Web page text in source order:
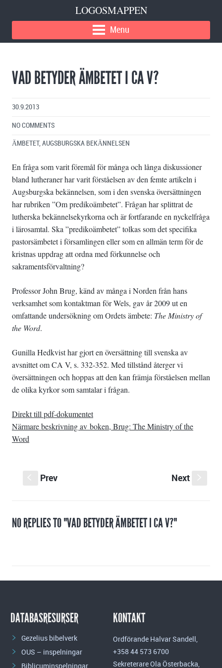
LOGOSMAPPEN
Menu
VAD BETYDER ÄMBETET I CA V?
30.9.2013
NO COMMENTS
ÄMBETET, AUGSBURGSKA BEKÄNNELSEN
En fråga som varit föremål för många och långa diskussioner
bland lutheraner har varit förståelsen av den femte artikeln i
Augsburgska bekännelsen, som i den svenska översättningen
har rubriken ”Om predikoämbetet”. Frågan har splittrat de
lutherska bekännelsekyrkorna och är fortfarande en nyckelfråga
i lärosamtal. Ska ”predikoämbetet” tolkas som det specifika
pastorsämbetet i församlingen eller som en allmän term för de
kristnas uppdrag att ordna med förkunnelse och
sakramentsförvaltning?
Professor John Brug, känd av många i Norden från hans
verksamhet som kontaktman för Wels, gav år 2009 ut en
omfattande undersökning om Ordets ämbete: The Ministry of
the Word.
Gunilla Hedkvist har gjort en översättning till svenska av
avsnittet om CA V, s. 332-352. Med tillstånd återger vi
översättningen och hoppas att den kan främja förståelsen mellan
de olika kyrkor som samtalar i frågan.
Direkt till pdf-dokumentet
Närmare beskrivning av boken, Brug: The Ministry of the
Word
Prev Next
NO REPLIES TO "VAD BETYDER ÄMBETET I CA V?"
DATABASRESURSER
Gezelius bibelverk
OUS – inspelningar
Biblicuminspelningar
KONTAKT
Ordförande Halvar Sandell,
+358 44 573 6700
Sekreterare Ola Österbacka,